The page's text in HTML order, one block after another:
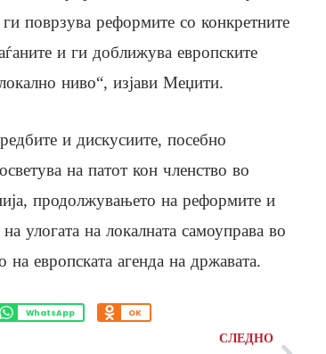
поврзува реформите со конкретните
и ги доближува европските
ниво“, изјави Меџити.
и дискусиите, посебно
на патот кон членство во
продолжувањето на реформите и
на улогата на локалната самоуправа во
на европската агенда на државата.
WhatsApp OK
СЛЕДНО